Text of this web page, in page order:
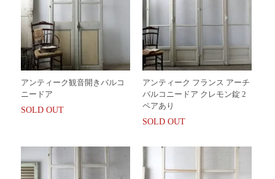
アンティーク観音開きバルコ
ニードア
SOLD OUT
アンティーク フランス アーチ
バルコニードア クレモン錠 2
ペアあり
SOLD OUT